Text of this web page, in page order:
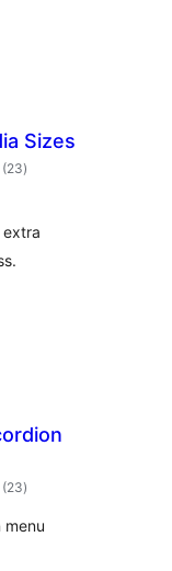
Sizes
(23tổng
đánh
)
(23tổng
đánh
)